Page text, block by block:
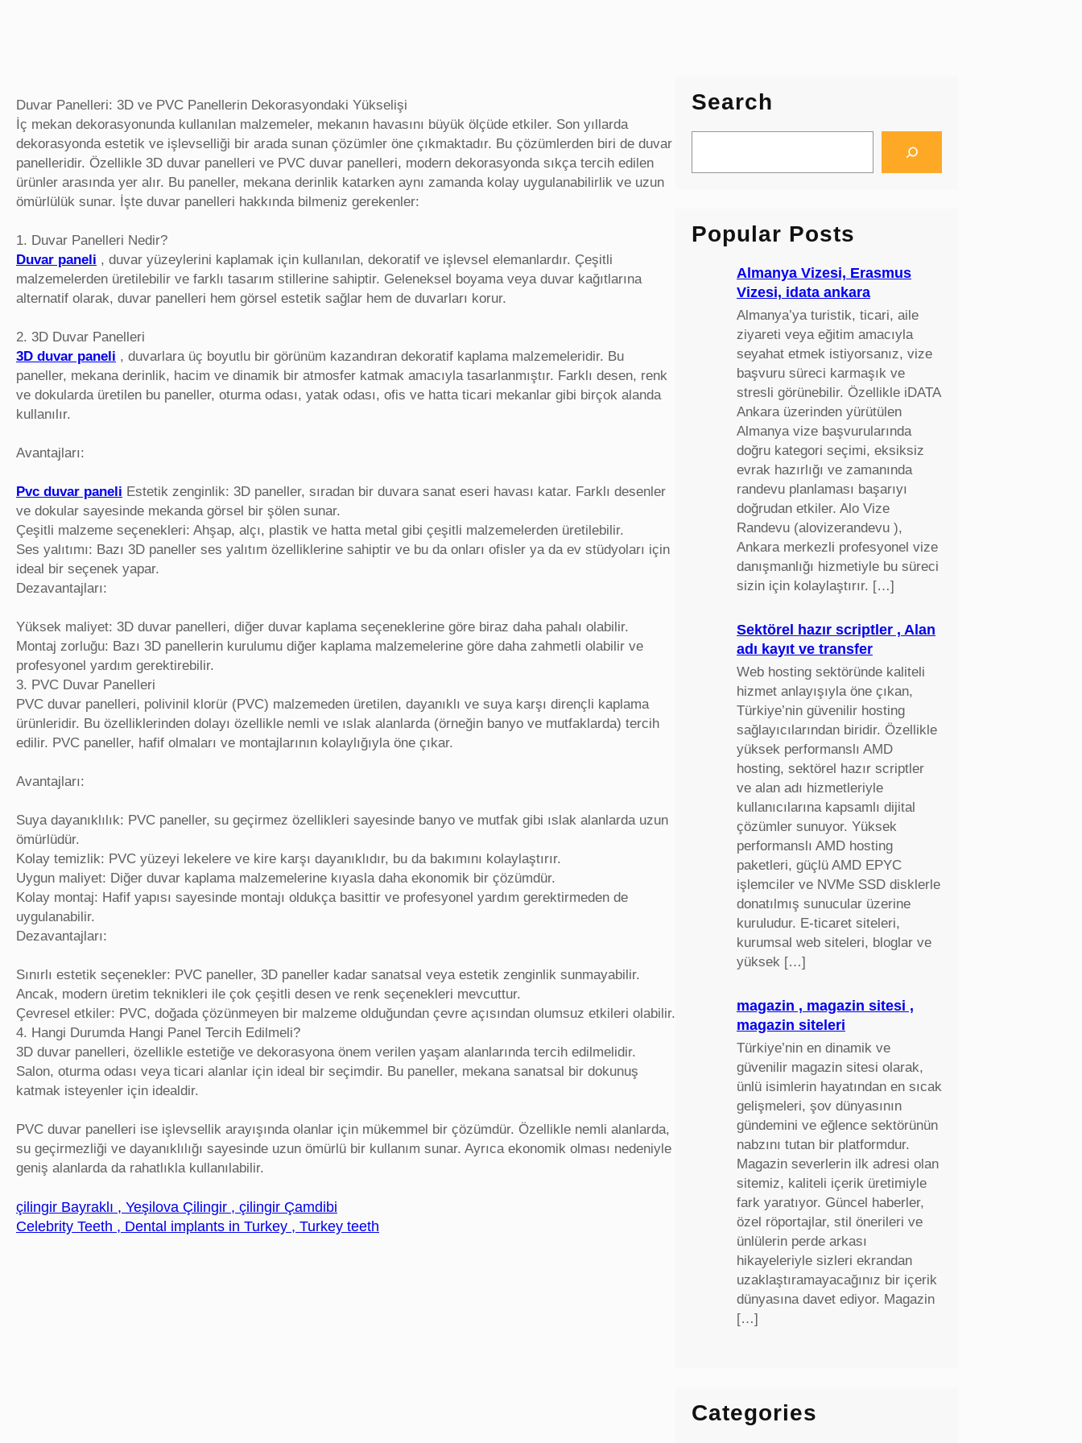
Duvar Panelleri: 3D ve PVC Panellerin Dekorasyondaki Yükselişi
İç mekan dekorasyonunda kullanılan malzemeler, mekanın havasını büyük ölçüde etkiler. Son yıllarda
dekorasyonda estetik ve işlevselliği bir arada sunan çözümler öne çıkmaktadır. Bu çözümlerden biri de duvar
panelleridir. Özellikle 3D duvar panelleri ve PVC duvar panelleri, modern dekorasyonda sıkça tercih edilen
ürünler arasında yer alır. Bu paneller, mekana derinlik katarken aynı zamanda kolay uygulanabilirlik ve uzun
ömürlülük sunar. İşte duvar panelleri hakkında bilmeniz gerekenler:
1. Duvar Panelleri Nedir?
Duvar paneli , duvar yüzeylerini kaplamak için kullanılan, dekoratif ve işlevsel elemanlardır. Çeşitli
malzemelerden üretilebilir ve farklı tasarım stillerine sahiptir. Geleneksel boyama veya duvar kağıtlarına
alternatif olarak, duvar panelleri hem görsel estetik sağlar hem de duvarları korur.
2. 3D Duvar Panelleri
3D duvar paneli , duvarlara üç boyutlu bir görünüm kazandıran dekoratif kaplama malzemeleridir. Bu
paneller, mekana derinlik, hacim ve dinamik bir atmosfer katmak amacıyla tasarlanmıştır. Farklı desen, renk
ve dokularda üretilen bu paneller, oturma odası, yatak odası, ofis ve hatta ticari mekanlar gibi birçok alanda
kullanılır.
Avantajları:
Pvc duvar paneli Estetik zenginlik: 3D paneller, sıradan bir duvara sanat eseri havası katar. Farklı desenler
ve dokular sayesinde mekanda görsel bir şölen sunar.
Çeşitli malzeme seçenekleri: Ahşap, alçı, plastik ve hatta metal gibi çeşitli malzemelerden üretilebilir.
Ses yalıtımı: Bazı 3D paneller ses yalıtım özelliklerine sahiptir ve bu da onları ofisler ya da ev stüdyoları için
ideal bir seçenek yapar.
Dezavantajları:
Yüksek maliyet: 3D duvar panelleri, diğer duvar kaplama seçeneklerine göre biraz daha pahalı olabilir.
Montaj zorluğu: Bazı 3D panellerin kurulumu diğer kaplama malzemelerine göre daha zahmetli olabilir ve
profesyonel yardım gerektirebilir.
3. PVC Duvar Panelleri
PVC duvar panelleri, polivinil klorür (PVC) malzemeden üretilen, dayanıklı ve suya karşı dirençli kaplama
ürünleridir. Bu özelliklerinden dolayı özellikle nemli ve ıslak alanlarda (örneğin banyo ve mutfaklarda) tercih
edilir. PVC paneller, hafif olmaları ve montajlarının kolaylığıyla öne çıkar.
Avantajları:
Suya dayanıklılık: PVC paneller, su geçirmez özellikleri sayesinde banyo ve mutfak gibi ıslak alanlarda uzun
ömürlüdür.
Kolay temizlik: PVC yüzeyi lekelere ve kire karşı dayanıklıdır, bu da bakımını kolaylaştırır.
Uygun maliyet: Diğer duvar kaplama malzemelerine kıyasla daha ekonomik bir çözümdür.
Kolay montaj: Hafif yapısı sayesinde montajı oldukça basittir ve profesyonel yardım gerektirmeden de
uygulanabilir.
Dezavantajları:
Sınırlı estetik seçenekler: PVC paneller, 3D paneller kadar sanatsal veya estetik zenginlik sunmayabilir.
Ancak, modern üretim teknikleri ile çok çeşitli desen ve renk seçenekleri mevcuttur.
Çevresel etkiler: PVC, doğada çözünmeyen bir malzeme olduğundan çevre açısından olumsuz etkileri olabilir.
4. Hangi Durumda Hangi Panel Tercih Edilmeli?
3D duvar panelleri, özellikle estetiğe ve dekorasyona önem verilen yaşam alanlarında tercih edilmelidir.
Salon, oturma odası veya ticari alanlar için ideal bir seçimdir. Bu paneller, mekana sanatsal bir dokunuş
katmak isteyenler için idealdir.
PVC duvar panelleri ise işlevsellik arayışında olanlar için mükemmel bir çözümdür. Özellikle nemli alanlarda,
su geçirmezliği ve dayanıklılığı sayesinde uzun ömürlü bir kullanım sunar. Ayrıca ekonomik olması nedeniyle
geniş alanlarda da rahatlıkla kullanılabilir.
çilingir Bayraklı , Yeşilova Çilingir , çilingir Çamdibi
Celebrity Teeth , Dental implants in Turkey , Turkey teeth
Search
a
h
Popular Posts
Almanya Vizesi, Erasmus
Vizesi, idata ankara
Almanya’ya turistik, ticari, aile
ziyareti veya eğitim amacıyla
seyahat etmek istiyorsanız, vize
başvuru süreci karmaşık ve
stresli görünebilir. Özellikle iDATA
Ankara üzerinden yürütülen
Almanya vize başvurularında
doğru kategori seçimi, eksiksiz
evrak hazırlığı ve zamanında
randevu planlaması başarıyı
doğrudan etkiler. Alo Vize
Randevu (alovizerandevu ),
Ankara merkezli profesyonel vize
danışmanlığı hizmetiyle bu süreci
sizin için kolaylaştırır. […]
Sektörel hazır scriptler , Alan
adı kayıt ve transfer
Web hosting sektöründe kaliteli
hizmet anlayışıyla öne çıkan,
Türkiye’nin güvenilir hosting
sağlayıcılarından biridir. Özellikle
yüksek performanslı AMD
hosting, sektörel hazır scriptler
ve alan adı hizmetleriyle
kullanıcılarına kapsamlı dijital
çözümler sunuyor. Yüksek
performanslı AMD hosting
paketleri, güçlü AMD EPYC
işlemciler ve NVMe SSD disklerle
donatılmış sunucular üzerine
kuruludur. E-ticaret siteleri,
kurumsal web siteleri, bloglar ve
yüksek […]
magazin , magazin sitesi ,
magazin siteleri
Türkiye’nin en dinamik ve
güvenilir magazin sitesi olarak,
ünlü isimlerin hayatından en sıcak
gelişmeleri, şov dünyasının
gündemini ve eğlence sektörünün
nabzını tutan bir platformdur.
Magazin severlerin ilk adresi olan
sitemiz, kaliteli içerik üretimiyle
fark yaratıyor. Güncel haberler,
özel röportajlar, stil önerileri ve
ünlülerin perde arkası
hikayeleriyle sizleri ekrandan
uzaklaştıramayacağınız bir içerik
dünyasına davet ediyor. Magazin
[…]
Categories